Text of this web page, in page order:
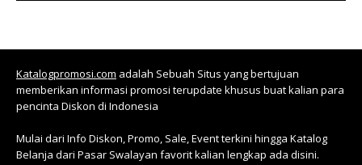
Katalogpromosi.com adalah Sebuah Situs yang bertujuan
memberikan informasi promosi terupdate khusus buat kalian para
pencinta Diskon di Indonesia
Mulai dari Info Diskon, Promo, Sale, Event terkini hingga Katalog
Belanja dari Pasar Swalayan favorit kalian lengkap ada disini.